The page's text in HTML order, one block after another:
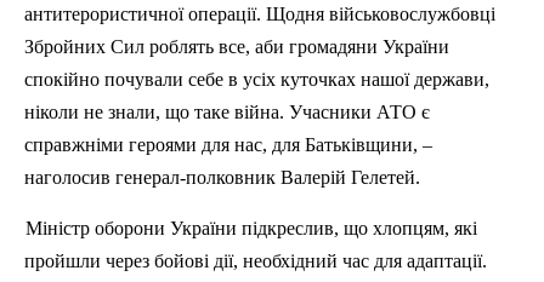
антитерористичної операції. Щодня військовослужбовці
Збройних Сил роблять все, аби громадяни України
спокійно почували себе в усіх куточках нашої держави,
ніколи не знали, що таке війна. Учасники АТО є
справжніми героями для нас, для Батьківщини, –
наголосив генерал-полковник Валерій Гелетей.
Міністр оборони України підкреслив, що хлопцям, які
пройшли через бойові дії, необхідний час для адаптації.